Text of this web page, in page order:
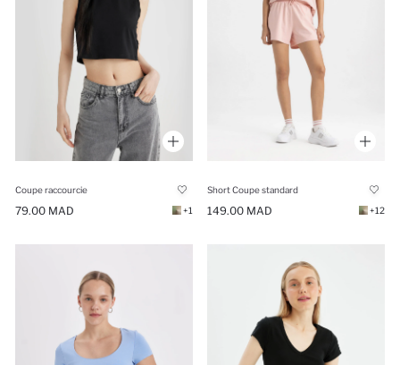
Coupe raccourcie
79.00 MAD +1
Short Coupe standard
149.00 MAD +12